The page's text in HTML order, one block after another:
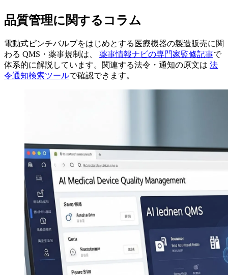
品質管理に関するコラム
電動式ピンチバルブをはじめとする医療機器の製造販売に関
わる QMS・薬事規制は、 薬事情報ナビの専門家監修記事で
体系的に解説しています。関連する法令・通知の原文は 法
令通知検索ツールで確認できます。